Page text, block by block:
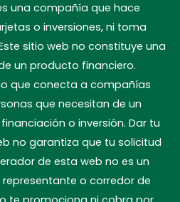
una compañía que hace
o inversiones, ni toma
sitio web no constituye una
un producto financiero.
que conecta a compañías
que necesitan de un
o inversión. Dar tu
no garantiza que tu solicitud
de esta web no es un
o corredor de